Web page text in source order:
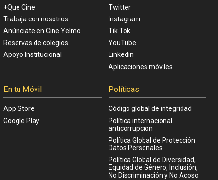
+Que Cine
Trabaja con nosotros
Anúnciate en Cine Yelmo
Reservas de colegios
Apoyo Institucional
Twitter
Instagram
Tik Tok
YouTube
Linkedin
Aplicaciones móviles
En tu Móvil
App Store
Google Play
Políticas
Código global de integridad
Política internacional
anticorrupción
Política Global de Protección
Datos Personales
Política Global de Diversidad,
Equidad de Género, Inclusión,
No Discriminación y No Acoso